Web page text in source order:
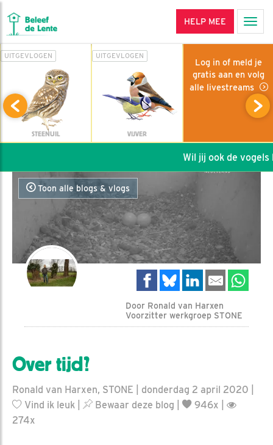
HELP MEE
UITGEVLOGEN
STEENUIL
UITGEVLOGEN
VIJVER
Log in of meld je
gratis aan en volg
alle livestreams
Wil jij ook de vogels
Toon alle blogs & vlogs
Door Ronald van Harxen
Voorzitter werkgroep STONE
Over tijd?
Ronald van Harxen, STONE | donderdag 2 april 2020 |
Vind ik leuk
Bewaar deze blog
946x |
274x